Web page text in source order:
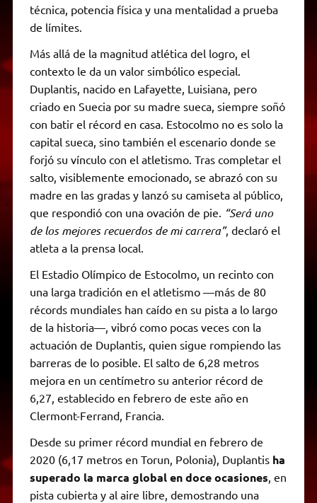
técnica, potencia física y una mentalidad a prueba
de límites.
Más allá de la magnitud atlética del logro, el
contexto le da un valor simbólico especial.
Duplantis, nacido en Lafayette, Luisiana, pero
criado en Suecia por su madre sueca, siempre soñó
con batir el récord en casa. Estocolmo no es solo la
capital sueca, sino también el escenario donde se
forjó su vínculo con el atletismo. Tras completar el
salto, visiblemente emocionado, se abrazó con su
madre en las gradas y lanzó su camiseta al público,
que respondió con una ovación de pie. “Será uno
de los mejores recuerdos de mi carrera”, declaró el
atleta a la prensa local.
El Estadio Olímpico de Estocolmo, un recinto con
una larga tradición en el atletismo —más de 80
récords mundiales han caído en su pista a lo largo
de la historia—, vibró como pocas veces con la
actuación de Duplantis, quien sigue rompiendo las
barreras de lo posible. El salto de 6,28 metros
mejora en un centímetro su anterior récord de
6,27, establecido en febrero de este año en
Clermont-Ferrand, Francia.
Desde su primer récord mundial en febrero de
2020 (6,17 metros en Torun, Polonia), Duplantis ha
superado la marca global en doce ocasiones, en
pista cubierta y al aire libre, demostrando una